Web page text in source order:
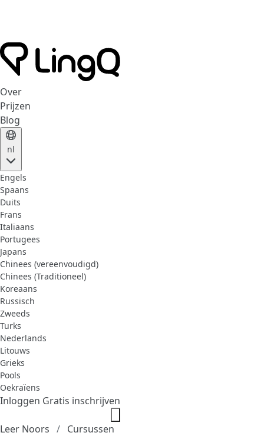
Over
Prijzen
Blog
nl
Engels
Spaans
Duits
Frans
Italiaans
Portugees
Japans
Chinees (vereenvoudigd)
Chinees (Traditioneel)
Koreaans
Russisch
Zweeds
Turks
Nederlands
Litouws
Grieks
Pools
Oekraïens
Inloggen Gratis inschrijven
Leer Noors Cursussen